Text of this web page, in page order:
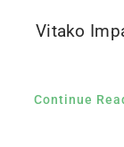
Vitako
Continue